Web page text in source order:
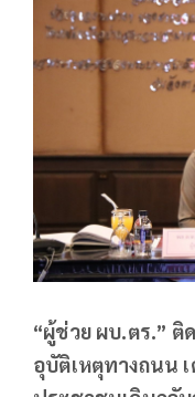
“ผู้ช่วย ผบ.ตร.” ติ
อุบัติเหตุทางถนน